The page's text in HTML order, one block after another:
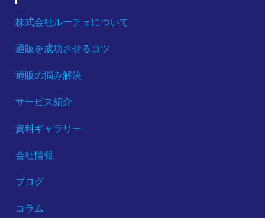
株式会社ルーチェについて
通販を成功させるコツ
通販の悩み解決
サービス紹介
資料ギャラリー
会社情報
ブログ
コラム